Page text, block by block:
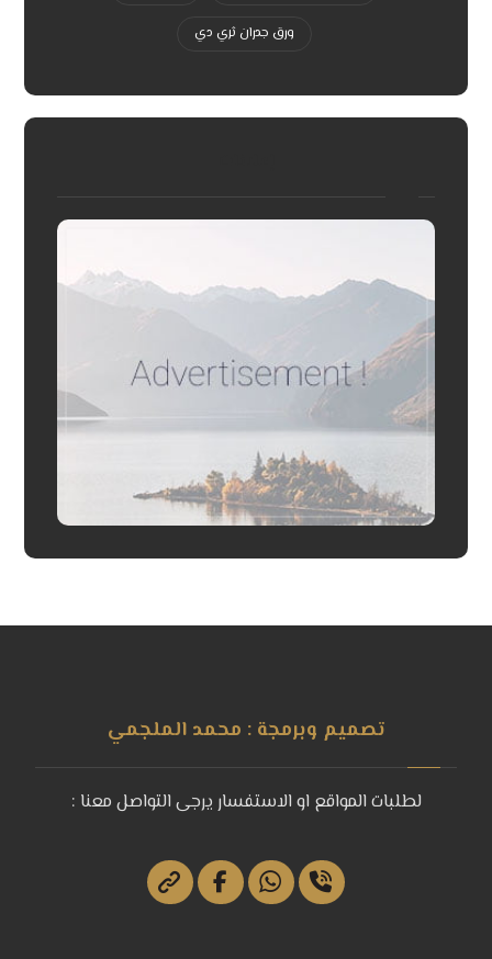
ورق جدران ثري دي
تصميم وبرمجة : محمد الملجمي
لطلبات المواقع او الاستفسار يرجى التواصل معنا :